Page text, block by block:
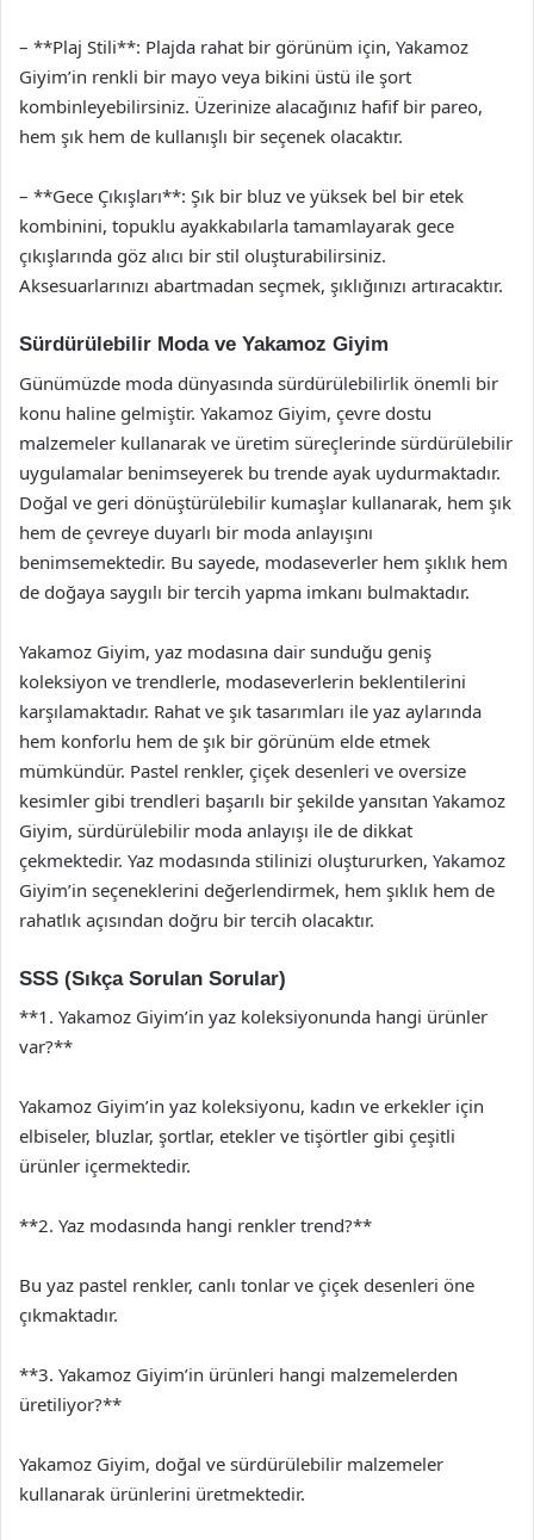
– **Plaj Stili**: Plajda rahat bir görünüm için, Yakamoz
Giyim’in renkli bir mayo veya bikini üstü ile şort
kombinleyebilirsiniz. Üzerinize alacağınız hafif bir pareo,
hem şık hem de kullanışlı bir seçenek olacaktır.
– **Gece Çıkışları**: Şık bir bluz ve yüksek bel bir etek
kombinini, topuklu ayakkabılarla tamamlayarak gece
çıkışlarında göz alıcı bir stil oluşturabilirsiniz.
Aksesuarlarınızı abartmadan seçmek, şıklığınızı artıracaktır.
Sürdürülebilir Moda ve Yakamoz Giyim
Günümüzde moda dünyasında sürdürülebilirlik önemli bir
konu haline gelmiştir. Yakamoz Giyim, çevre dostu
malzemeler kullanarak ve üretim süreçlerinde sürdürülebilir
uygulamalar benimseyerek bu trende ayak uydurmaktadır.
Doğal ve geri dönüştürülebilir kumaşlar kullanarak, hem şık
hem de çevreye duyarlı bir moda anlayışını
benimsemektedir. Bu sayede, modaseverler hem şıklık hem
de doğaya saygılı bir tercih yapma imkanı bulmaktadır.
Yakamoz Giyim, yaz modasına dair sunduğu geniş
koleksiyon ve trendlerle, modaseverlerin beklentilerini
karşılamaktadır. Rahat ve şık tasarımları ile yaz aylarında
hem konforlu hem de şık bir görünüm elde etmek
mümkündür. Pastel renkler, çiçek desenleri ve oversize
kesimler gibi trendleri başarılı bir şekilde yansıtan Yakamoz
Giyim, sürdürülebilir moda anlayışı ile de dikkat
çekmektedir. Yaz modasında stilinizi oluştururken, Yakamoz
Giyim’in seçeneklerini değerlendirmek, hem şıklık hem de
rahatlık açısından doğru bir tercih olacaktır.
SSS (Sıkça Sorulan Sorular)
**1. Yakamoz Giyim’in yaz koleksiyonunda hangi ürünler
var?**
Yakamoz Giyim’in yaz koleksiyonu, kadın ve erkekler için
elbiseler, bluzlar, şortlar, etekler ve tişörtler gibi çeşitli
ürünler içermektedir.
**2. Yaz modasında hangi renkler trend?**
Bu yaz pastel renkler, canlı tonlar ve çiçek desenleri öne
çıkmaktadır.
**3. Yakamoz Giyim’in ürünleri hangi malzemelerden
üretiliyor?**
Yakamoz Giyim, doğal ve sürdürülebilir malzemeler
kullanarak ürünlerini üretmektedir.